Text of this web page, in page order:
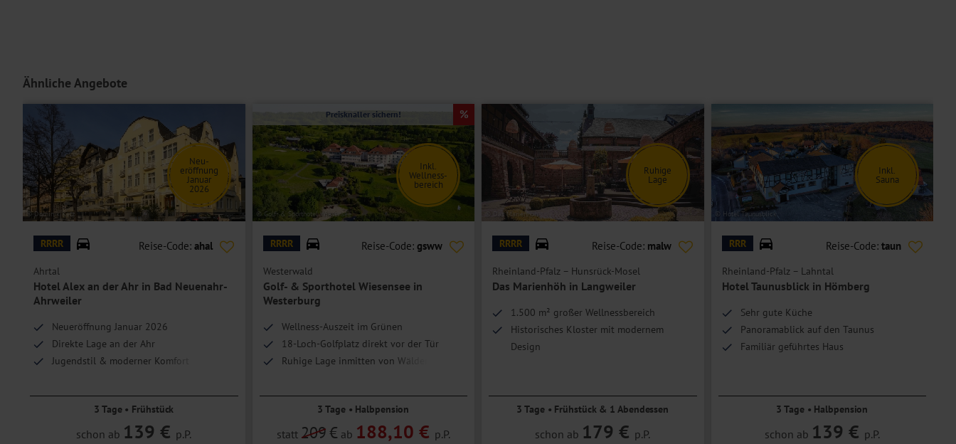
Ähnliche Angebote
© Dominik Ketz
Neu-
eröffnung
Januar
2026
RRRR Reise-Code: ahal
Ahrtal
Hotel Alex an der Ahr in Bad Neuenahr-
Ahrweiler
Neueröffnung Januar 2026
Direkte Lage an der Ahr
Jugendstil & moderner Komfort
3 Tage • Frühstück
schon ab 139 € p.P.
© Golf- & Sporthotel Wiesensee
Inkl.
Wellness-
bereich
Preisknaller sichern!
RRRR Reise-Code: gsww
Westerwald
Golf- & Sporthotel Wiesensee in
Westerburg
Wellness-Auszeit im Grünen
18-Loch-Golfplatz direkt vor der Tür
Ruhige Lage inmitten von Wäldern, Seen
3 Tage • Halbpension
statt 209€ ab 188,10 € p.P.
© Das Marienhöh
Ruhige
Lage
RRRR Reise-Code: malw
Rheinland-Pfalz – Hunsrück-Mosel
Das Marienhöh in Langweiler
1.500 m² großer Wellnessbereich
Historisches Kloster mit modernem
Design
3 Tage • Frühstück & 1 Abendessen
schon ab 179 € p.P.
© Hotel Taunusblick
Inkl.
Sauna
RRR Reise-Code: taun
Rheinland-Pfalz – Lahntal
Hotel Taunusblick in Hömberg
Sehr gute Küche
Panoramablick auf den Taunus
Familiär geführtes Haus
3 Tage • Halbpension
schon ab 139 € p.P.